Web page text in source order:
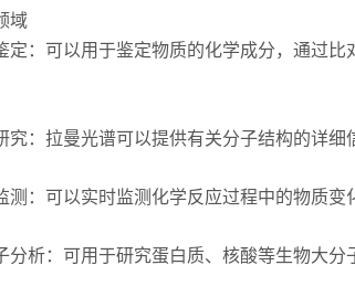
域
可以用于鉴定物质的化学成分，通过比
拉曼光谱可以提供有关分子结构的详细
可以实时监测化学反应过程中的物质变
：可用于研究蛋白质、核酸等生物大分